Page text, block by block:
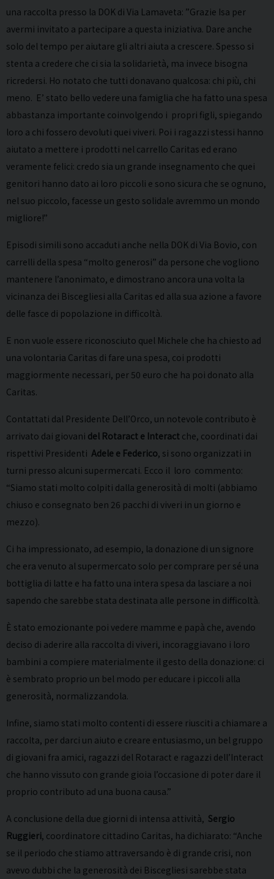
una raccolta presso la DOK di Via Lamaveta: ”Grazie Isa per
avermi invitato a partecipare a questa iniziativa. Dare anche
solo del tempo per aiutare gli altri aiuta a crescere. Spesso si
stenta a credere che ci sia la solidarietà, ma invece bisogna
ricredersi. Ho notato che tutti donavano qualcosa: chi più, chi
meno. E’ stato bello vedere una famiglia che ha fatto una spesa
abbastanza importante coinvolgendo i propri figli, spiegando
loro a chi fossero devoluti quei viveri. Poi i ragazzi stessi hanno
aiutato a mettere i prodotti nel carrello Caritas ed erano
veramente felici: credo sia un grande insegnamento che quei
genitori hanno dato ai loro piccoli e sono sicura che se ognuno,
nel suo piccolo, facesse un gesto solidale avremmo un mondo
migliore!”
Episodi simili sono accaduti anche nella DOK di Via Bovio, con
carrelli della spesa “molto generosi” da persone che vogliono
mantenere l’anonimato, e dimostrano ancora una volta la
vicinanza dei Biscegliesi alla Caritas ed alla sua azione a favore
delle fasce di popolazione in difficoltà.
E non vuole essere riconosciuto quel Michele che ha chiesto ad
una volontaria Caritas di fare una spesa, coi prodotti
maggiormente necessari, per 50 euro che ha poi donato alla
Caritas.
Contattati dal Presidente Dell’Orco, un notevole contributo è
arrivato dai giovani del Rotaract e Interact che, coordinati dai
rispettivi Presidenti Adele e Federico, si sono organizzati in
turni presso alcuni supermercati. Ecco il loro commento:
“Siamo stati molto colpiti dalla generosità di molti (abbiamo
chiuso e consegnato ben 26 pacchi di viveri in un giorno e
mezzo).
Ci ha impressionato, ad esempio, la donazione di un signore
che era venuto al supermercato solo per comprare per sé una
bottiglia di latte e ha fatto una intera spesa da lasciare a noi
sapendo che sarebbe stata destinata alle persone in difficoltà.
È stato emozionante poi vedere mamme e papà che, avendo
deciso di aderire alla raccolta di viveri, incoraggiavano i loro
bambini a compiere materialmente il gesto della donazione: ci
è sembrato proprio un bel modo per educare i piccoli alla
generosità, normalizzandola.
Infine, siamo stati molto contenti di essere riusciti a chiamare a
raccolta, per darci un aiuto e creare entusiasmo, un bel gruppo
di giovani fra amici, ragazzi del Rotaract e ragazzi dell’Interact
che hanno vissuto con grande gioia l’occasione di poter dare il
proprio contributo ad una buona causa.”
A conclusione della due giorni di intensa attività, Sergio
Ruggieri, coordinatore cittadino Caritas, ha dichiarato: “Anche
se il periodo che stiamo attraversando è di grande crisi, non
avevo dubbi che la generosità dei Biscegliesi sarebbe stata